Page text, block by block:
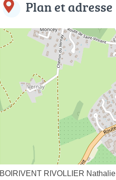
Plan et adresse
BOIRIVENT RIVOLLIER Nathalie